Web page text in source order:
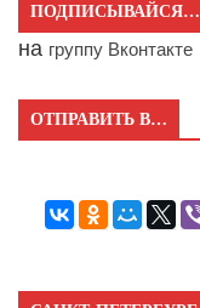
ПОДПИСЫВАЙСЯ…
на группу Вконтакте
ОТПРАВИТЬ В…